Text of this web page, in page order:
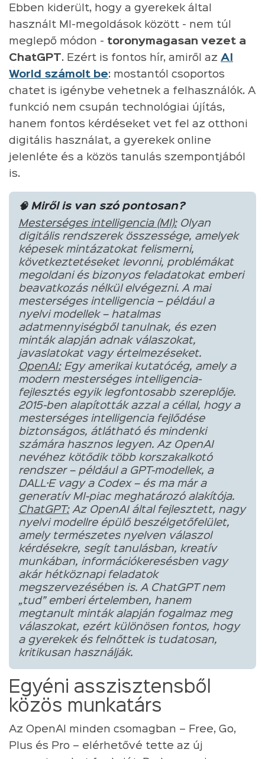
Ebben kiderült, hogy a gyerekek által
használt MI-megoldások között - nem túl
meglepő módon - toronymagasan vezet a
ChatGPT. Ezért is fontos hír, amiről az AI
World számolt be: mostantól csoportos
chatet is igénybe vehetnek a felhasználók. A
funkció nem csupán technológiai újítás,
hanem fontos kérdéseket vet fel az otthoni
digitális használat, a gyerekek online
jelenléte és a közös tanulás szempontjából
is.
🧠 Miről is van szó pontosan?
Mesterséges intelligencia (MI):Olyan
digitális rendszerek összessége, amelyek
képesek mintázatokat felismerni,
következtetéseket levonni, problémákat
megoldani és bizonyos feladatokat emberi
beavatkozás nélkül elvégezni. A mai
mesterséges intelligencia – például a
nyelvi modellek – hatalmas
adatmennyiségből tanulnak, és ezen
minták alapján adnak válaszokat,
javaslatokat vagy értelmezéseket.
OpenAI:Egy amerikai kutatócég, amely a
modern mesterséges intelligencia-
fejlesztés egyik legfontosabb szereplője.
2015-ben alapították azzal a céllal, hogy a
mesterséges intelligencia fejlődése
biztonságos, átlátható és mindenki
számára hasznos legyen. Az OpenAI
nevéhez kötődik több korszakalkotó
rendszer – például a GPT-modellek, a
DALL·E vagy a Codex – és ma már a
generatív MI-piac meghatározó alakítója.
ChatGPT:Az OpenAI által fejlesztett, nagy
nyelvi modellre épülő beszélgetőfelület,
amely természetes nyelven válaszol
kérdésekre, segít tanulásban, kreatív
munkában, információkeresésben vagy
akár hétköznapi feladatok
megszervezésében is. A ChatGPT nem
„tud” emberi értelemben, hanem
megtanult minták alapján fogalmaz meg
válaszokat, ezért különösen fontos, hogy
a gyerekek és felnőttek is tudatosan,
kritikusan használják.
Egyéni asszisztensből
közös munkatárs
Az OpenAI minden csomagban – Free, Go,
Plus és Pro – elérhetővé tette az új